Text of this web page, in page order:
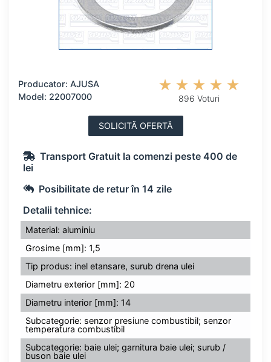
Producator: AJUSA
Model: 22007000
896 Voturi
SOLICITĂ OFERTĂ
Transport Gratuit la comenzi peste 400 de
lei
Posibilitate de retur în 14 zile
Detalii tehnice:
Material: aluminiu
Grosime [mm]: 1,5
Tip produs: inel etansare, surub drena ulei
Diametru exterior [mm]: 20
Diametru interior [mm]: 14
Subcategorie: senzor presiune combustibil; senzor
temperatura combustibil
Subcategorie: baie ulei; garnitura baie ulei; surub /
buson baie ulei